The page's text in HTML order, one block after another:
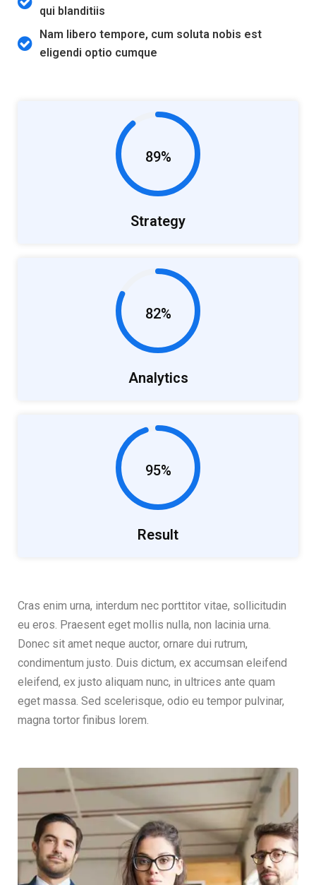
qui blanditiis
Nam libero tempore, cum soluta nobis est
eligendi optio cumque
89%
Strategy
82%
Analytics
95%
Result
Cras enim urna, interdum nec porttitor vitae, sollicitudin
eu eros. Praesent eget mollis nulla, non lacinia urna.
Donec sit amet neque auctor, ornare dui rutrum,
condimentum justo. Duis dictum, ex accumsan eleifend
eleifend, ex justo aliquam nunc, in ultrices ante quam
eget massa. Sed scelerisque, odio eu tempor pulvinar,
magna tortor finibus lorem.